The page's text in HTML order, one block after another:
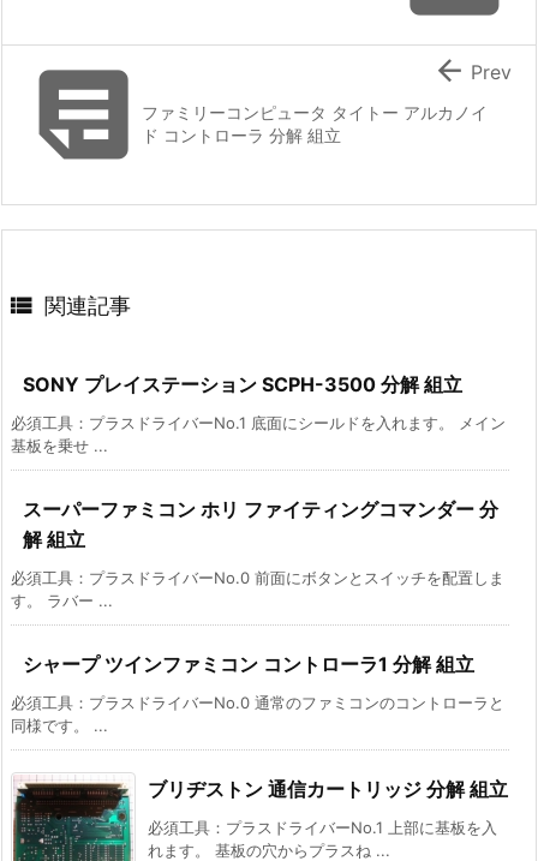
ファミリーコンピュータ タイトー アルカノイ
ド コントローラ 分解 組立
 Prev
 関連記事
SONY プレイステーション SCPH-3500 分解 組立
必須工具：プラスドライバーNo.1 底面にシールドを入れます。 メイン
基板を乗せ ...
スーパーファミコン ホリ ファイティングコマンダー 分
解 組立
必須工具：プラスドライバーNo.0 前面にボタンとスイッチを配置しま
す。 ラバー ...
シャープ ツインファミコン コントローラ1 分解 組立
必須工具：プラスドライバーNo.0 通常のファミコンのコントローラと
同様です。 ...
ブリヂストン 通信カートリッジ 分解 組立
必須工具：プラスドライバーNo.1 上部に基板を入
れます。 基板の穴からプラスね ...